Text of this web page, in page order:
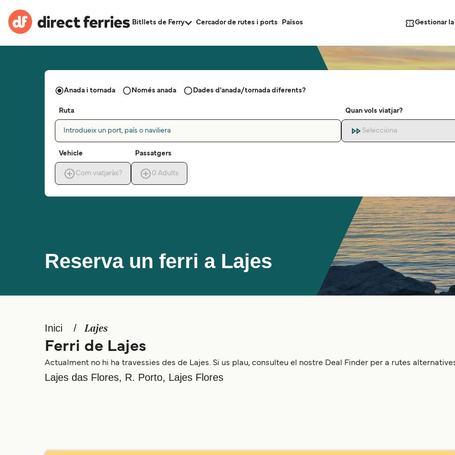
Bitllets de Ferry Cercador de rutes i ports Països Gestionar
Reserva un ferri a Lajes
Anada i tornada Només anada Dades d'anada/tornada diferents?
Ruta
Introdueix un port, país o naviliera
Quan vols viatjar?
Selecciona
Vehicle
Com viatjaràs?
Passatgers
0 Adults
Inici Lajes
Ferri de Lajes
Actualment no hi ha travessies des de Lajes. Si us plau, consulteu el nostre Deal Finder per a rutes
Lajes das Flores, R. Porto, Lajes Flores